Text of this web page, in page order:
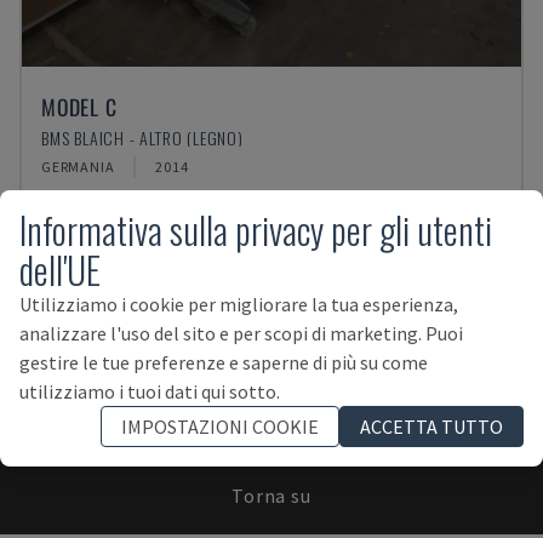
MODEL C
BMS BLAICH - ALTRO (LEGNO)
GERMANIA 2014
ISCRIVITI ALLA NEWSLETTER!
Torna su
Informativa sulla privacy per gli utenti
dell'UE
Utilizziamo i cookie per migliorare la tua esperienza,
analizzare l'uso del sito e per scopi di marketing. Puoi
gestire le tue preferenze e saperne di più su come
utilizziamo i tuoi dati qui sotto.
IMPOSTAZIONI COOKIE
ACCETTA TUTTO